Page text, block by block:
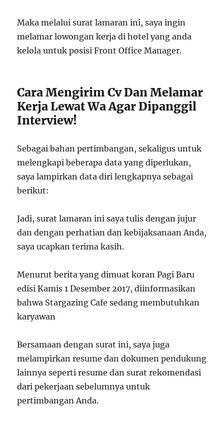
Maka melalui surat lamaran ini, saya ingin
melamar lowongan kerja di hotel yang anda
kelola untuk posisi Front Office Manager.
Cara Mengirim Cv Dan Melamar
Kerja Lewat Wa Agar Dipanggil
Interview!
Sebagai bahan pertimbangan, sekaligus untuk
melengkapi beberapa data yang diperlukan,
saya lampirkan data diri lengkapnya sebagai
berikut:
Jadi, surat lamaran ini saya tulis dengan jujur ​​
dan dengan perhatian dan kebijaksanaan Anda,
saya ucapkan terima kasih.
Menurut berita yang dimuat koran Pagi Baru
edisi Kamis 1 Desember 2017, diinformasikan
bahwa Stargazing Cafe sedang membutuhkan
karyawan
Bersamaan dengan surat ini, saya juga
melampirkan resume dan dokumen pendukung
lainnya seperti resume dan surat rekomendasi
dari pekerjaan sebelumnya untuk
pertimbangan Anda.